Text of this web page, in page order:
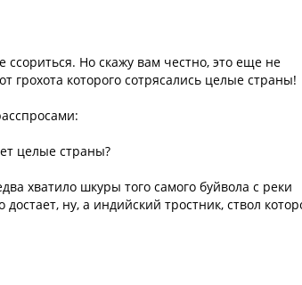
Но скажу вам честно, это еще не
грохота которого сотрясались целые страны!
целые страны?
хватило шкуры того самого буйвола с реки
ну, а индийский тростник, ствол